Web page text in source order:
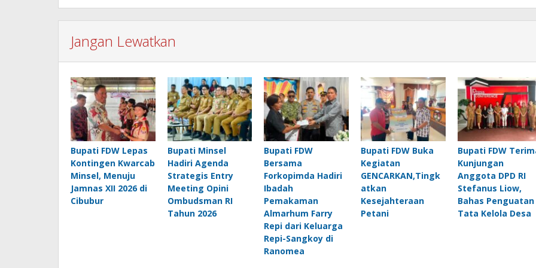
Jangan Lewatkan
Bupati FDW Lepas
Kontingen Kwarcab
Minsel, Menuju
Jamnas XII 2026 di
Cibubur
Bupati Minsel
Hadiri Agenda
Strategis Entry
Meeting Opini
Ombudsman RI
Tahun 2026
Bupati FDW
Bersama
Forkopimda Hadiri
Ibadah
Pemakaman
Almarhum Farry
Repi dari Keluarga
Repi-Sangkoy di
Ranomea
Bupati FDW Buka
Kegiatan
GENCARKAN,Tingk
atkan
Kesejahteraan
Petani
Bupati FDW
Kunjungan
Anggota DPD RI
Stefanus Liow,
Bahas Penguatan
Tata Kelola Desa